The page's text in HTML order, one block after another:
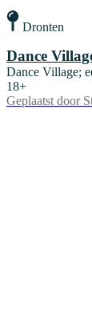
Dronten
Dance
Dance Village;
18+
Geplaatst door